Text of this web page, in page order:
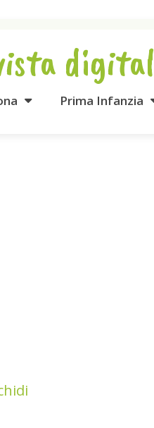
Prima Infanzia